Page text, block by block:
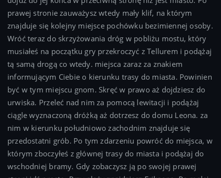
prawej stronie zauważysz wtedy mały klif, na którym
znajduje się kolejny miejsce pochówku bezimiennej osoby.
Wróć teraz do skrzyżowania dróg w pobliżu mostu, który
musiałeś na początku gry przekroczyć z Tellurem i podążaj
tą samą drogą co wtedy. miejsca zaraz za znakiem
informującym Ciebie o kierunku trasy do miasta. Powinien
być w tym miejscu gnom. Skręć w prawo aż dojdziesz do
urwiska. Przeleć nad nim za pomocą lewitacji i podążaj
ciągle wyznaczoną dróżką aż dotrzesz do domu Leona. za
nim w kierunku południowo zachodnim znajduje się
przedostatni grób. Po tym zdarzeniu powróć do miejsca, w
którym zboczyłeś z głównej trasy do miasta i podążaj do
wschodniej bramy. Gdy zobaczysz ją po swojej prawej